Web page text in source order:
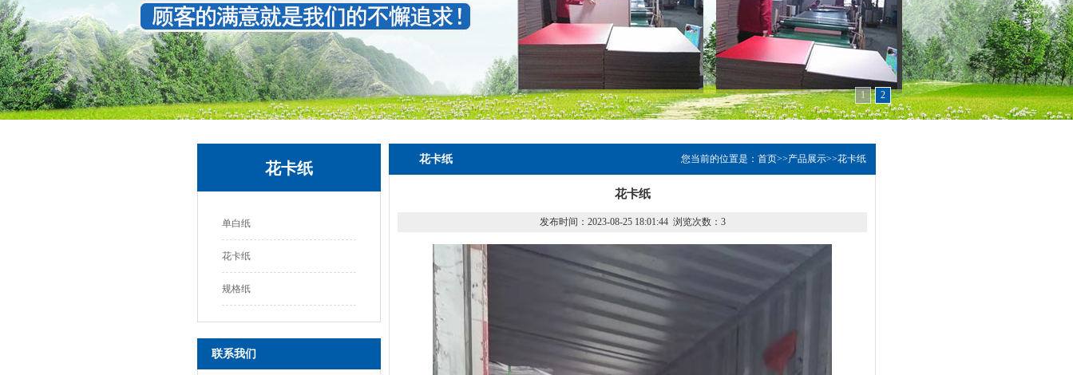
1 2
花卡纸
单白纸
花卡纸
规格纸
联系我们
花卡纸 您当前的位置是： 首页>>产品展示>>花卡纸
花卡纸
发布时间：2023-08-25 18:01:44 浏览次数： 3